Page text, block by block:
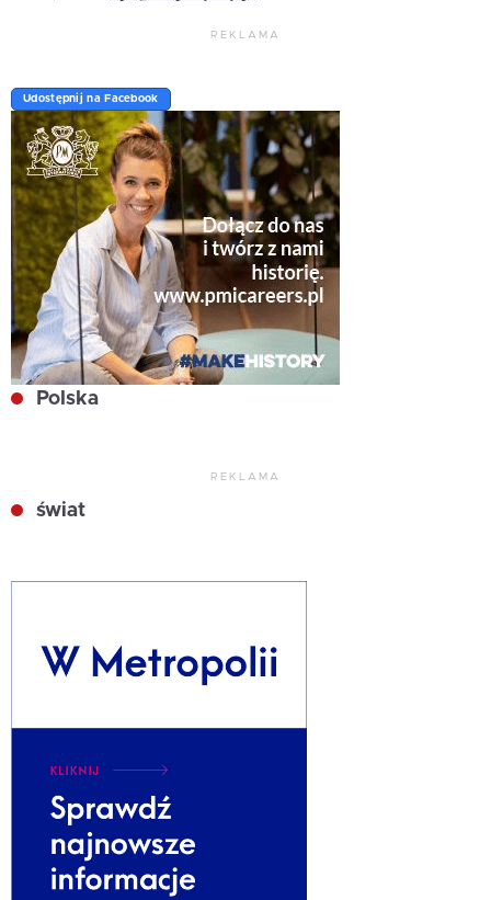
REKLAMA
Udostępnij na Facebook
Polska
REKLAMA
świat